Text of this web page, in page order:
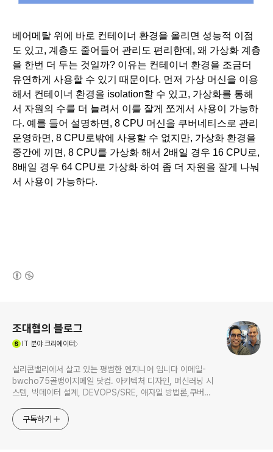
베어메탈 위에 바로 컨테이너 환경을 올리면 성능적 이점
도 있고, 계층도 줄어들어 관리도 편리한데, 왜 가상화 계층
을 한번 더 두는 것일까? 이유는 컨테이너 환경을 조금더
유연하게 사용할 수 있기 때문이다. 먼저 가상 머신을 이용
해서 컨테이너 환경을 isolation할 수 있고, 가상화를 통해
서 자원의 수를 더 늘려서 이를 잘게 쪼게서 사용이 가능하
다. 예를 들어 설명하면, 8 CPU 머신을 쿠버네티스로 관리
운영하면, 8 CPU로밖에 사용할 수 없지만, 가상화 환경을
중간에 끼면, 8 CPU를 가상화 해서 2배일 경우 16 CPU로,
8배일 경우 64 CPU로 가상화 하여 좀 더 자원을 잘게 나눠
서 사용이 가능하다.
조대협의 블로그
IT 분야 크리에이터
실리콘밸리에서 살고 있는 평범한 엔지니어 입니다 이메일-
bwcho75골뱅이지메일 닷컴. 아키텍처 디자인, 머신러닝 시
스템, 빅데이터 설계, DEVOPS/SRE, 애자일 방법론,쿠버네
한 기술 멘토링과 강의 진행합니다. Linkedin :
https://www.linkedin.com/in/terrycho75/
구독하기